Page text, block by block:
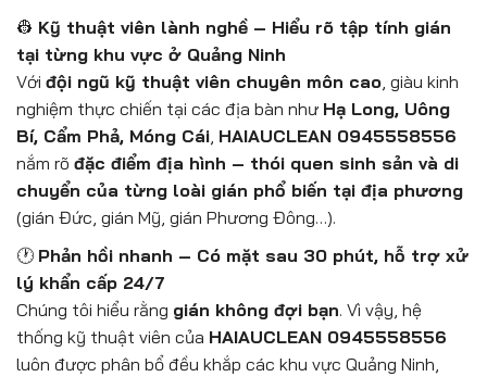
👷 Kỹ thuật viên lành nghề – Hiểu rõ tập tính gián
tại từng khu vực ở Quảng Ninh
Với đội ngũ kỹ thuật viên chuyên môn cao, giàu kinh
nghiệm thực chiến tại các địa bàn như Hạ Long, Uông
Bí, Cẩm Phả, Móng Cái, HAIAUCLEAN 0945558556
nắm rõ đặc điểm địa hình – thói quen sinh sản và di
chuyển của từng loài gián phổ biến tại địa phương
(gián Đức, gián Mỹ, gián Phương Đông…).
🕐 Phản hồi nhanh – Có mặt sau 30 phút, hỗ trợ xử
lý khẩn cấp 24/7
Chúng tôi hiểu rằng gián không đợi bạn. Vì vậy, hệ
thống kỹ thuật viên của HAIAUCLEAN 0945558556
luôn được phân bổ đều khắp các khu vực Quảng Ninh,